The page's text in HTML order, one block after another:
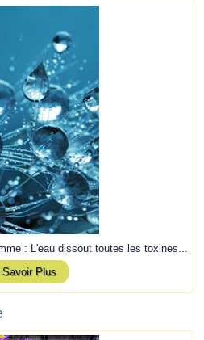
: L'eau dissout toutes les toxines...
Savoir Plus